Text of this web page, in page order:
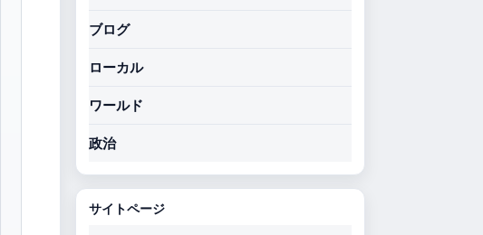
ブログ
ローカル
ワールド
政治
サイトページ